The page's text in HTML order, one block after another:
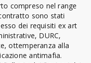
compreso nel range
sono stati
dei requisiti ex art
DURC,
ottemperanza alla
antimafia.